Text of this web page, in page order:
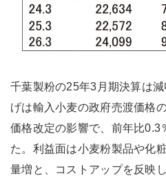
千葉製粉の25年3月期決算は
げは輸入小麦の政府売渡価格
価格改定の影響で、前年比0.3
た。利益面は小麦粉製品や化
量増と、コストアップを反映